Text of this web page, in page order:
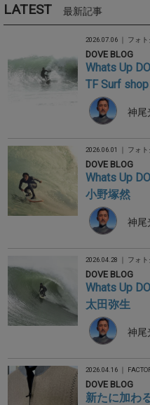
LATEST 最新記事
2026.07.06 ｜ フォ
DOVE BLOG
Whats Up
TF Surf
神尾
2026.06.01 ｜ フォ
DOVE BLOG
Whats Up
小野塚然
神尾
2026.04.28 ｜ フォ
DOVE BLOG
Whats Up
太田弥生
神尾
2026.04.16 ｜
DOVE BLOG
新たに加わ